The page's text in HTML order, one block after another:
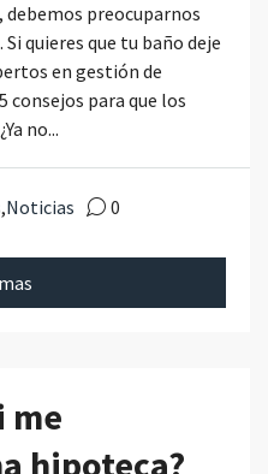
preocuparnos
quieres que tu baño deje
en gestión de
para que los
no...
,Noticias 0
me
hipoteca?